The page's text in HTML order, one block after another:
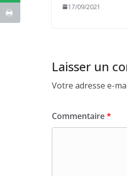
17/09/2021
Laisser un
Votre adresse e-
Commentaire*